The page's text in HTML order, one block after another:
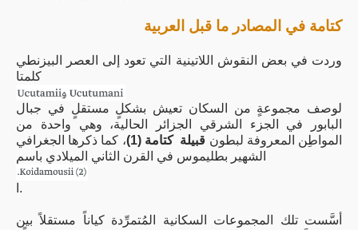
كتامة في المصادر ما قبل العربية
وردت في بعض النقوش اللاتينية التي تعود إلى العصر البيزنطي
كلمتا
لوصف مجموعةٍ من السكان تعيش بشكلٍ مستقلٍ في جبال
البابور في الجزء الشرقي الجزائر الحالية، وهي واحدة من
المواطِن المعروفة لبطون قبيلة كتامة (1)
، كما ذكرها الجغرافي
الشهير بطليموس في القرن الثاني الميلادي باسم
ا.
أسَّست تلك المجموعات السكانية المُتمرِّدة كياناً مستقلاً بين